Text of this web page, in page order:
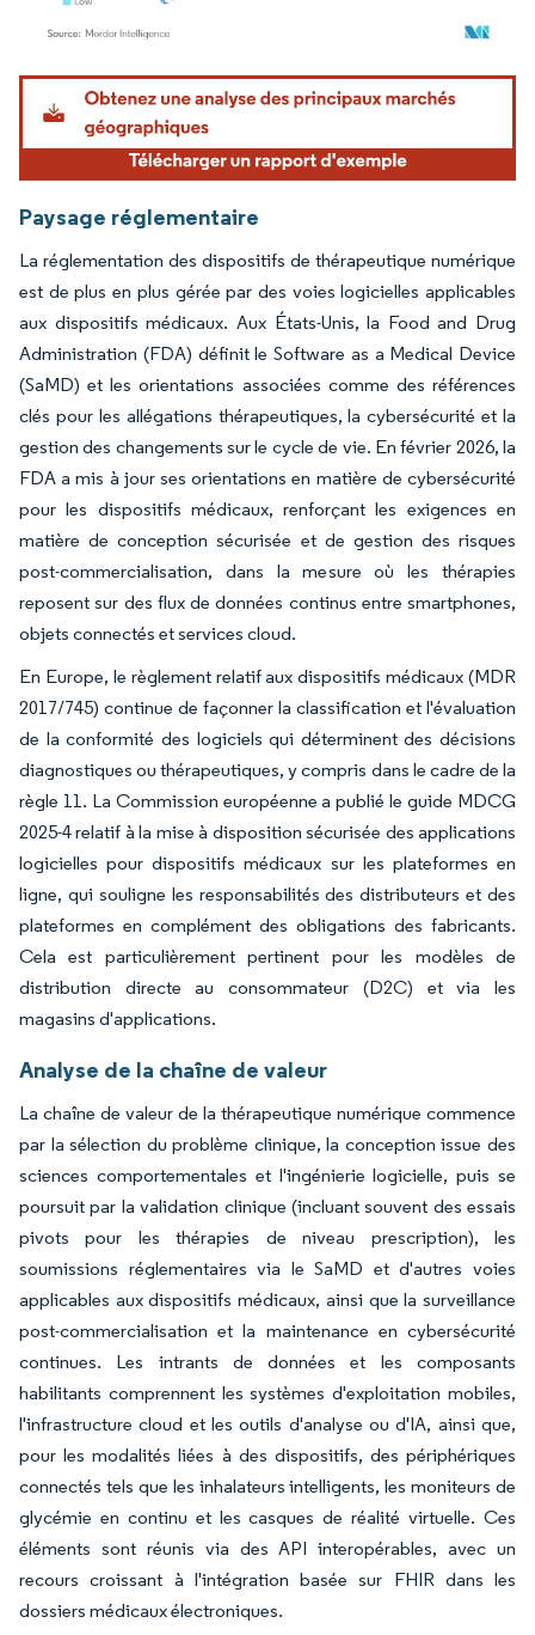
Image © Mordor Intelligence. La réutilisation nécessite une attribution sous CC BY
Paysage réglementaire
La réglementation des dispositifs de thérapeutique numérique
est de plus en plus gérée par des voies logicielles applicables
aux dispositifs médicaux. Aux États-Unis, la Food and Drug
Administration (FDA) définit le Software as a Medical Device
(SaMD) et les orientations associées comme des références
clés pour les allégations thérapeutiques, la cybersécurité et la
gestion des changements sur le cycle de vie. En février 2026, la
FDA a mis à jour ses orientations en matière de cybersécurité
pour les dispositifs médicaux, renforçant les exigences en
matière de conception sécurisée et de gestion des risques
post-commercialisation, dans la mesure où les thérapies
reposent sur des flux de données continus entre smartphones,
objets connectés et services cloud.
En Europe, le règlement relatif aux dispositifs médicaux (MDR
2017/745) continue de façonner la classification et l'évaluation
de la conformité des logiciels qui déterminent des décisions
diagnostiques ou thérapeutiques, y compris dans le cadre de la
règle 11. La Commission européenne a publié le guide MDCG
2025-4 relatif à la mise à disposition sécurisée des applications
logicielles pour dispositifs médicaux sur les plateformes en
ligne, qui souligne les responsabilités des distributeurs et des
plateformes en complément des obligations des fabricants.
Cela est particulièrement pertinent pour les modèles de
distribution directe au consommateur (D2C) et via les
magasins d'applications.
Analyse de la chaîne de valeur
La chaîne de valeur de la thérapeutique numérique commence
par la sélection du problème clinique, la conception issue des
sciences comportementales et l'ingénierie logicielle, puis se
poursuit par la validation clinique (incluant souvent des essais
pivots pour les thérapies de niveau prescription), les
soumissions réglementaires via le SaMD et d'autres voies
applicables aux dispositifs médicaux, ainsi que la surveillance
post-commercialisation et la maintenance en cybersécurité
continues. Les intrants de données et les composants
habilitants comprennent les systèmes d'exploitation mobiles,
l'infrastructure cloud et les outils d'analyse ou d'IA, ainsi que,
pour les modalités liées à des dispositifs, des périphériques
connectés tels que les inhalateurs intelligents, les moniteurs de
glycémie en continu et les casques de réalité virtuelle. Ces
éléments sont réunis via des API interopérables, avec un
recours croissant à l'intégration basée sur FHIR dans les
dossiers médicaux électroniques.